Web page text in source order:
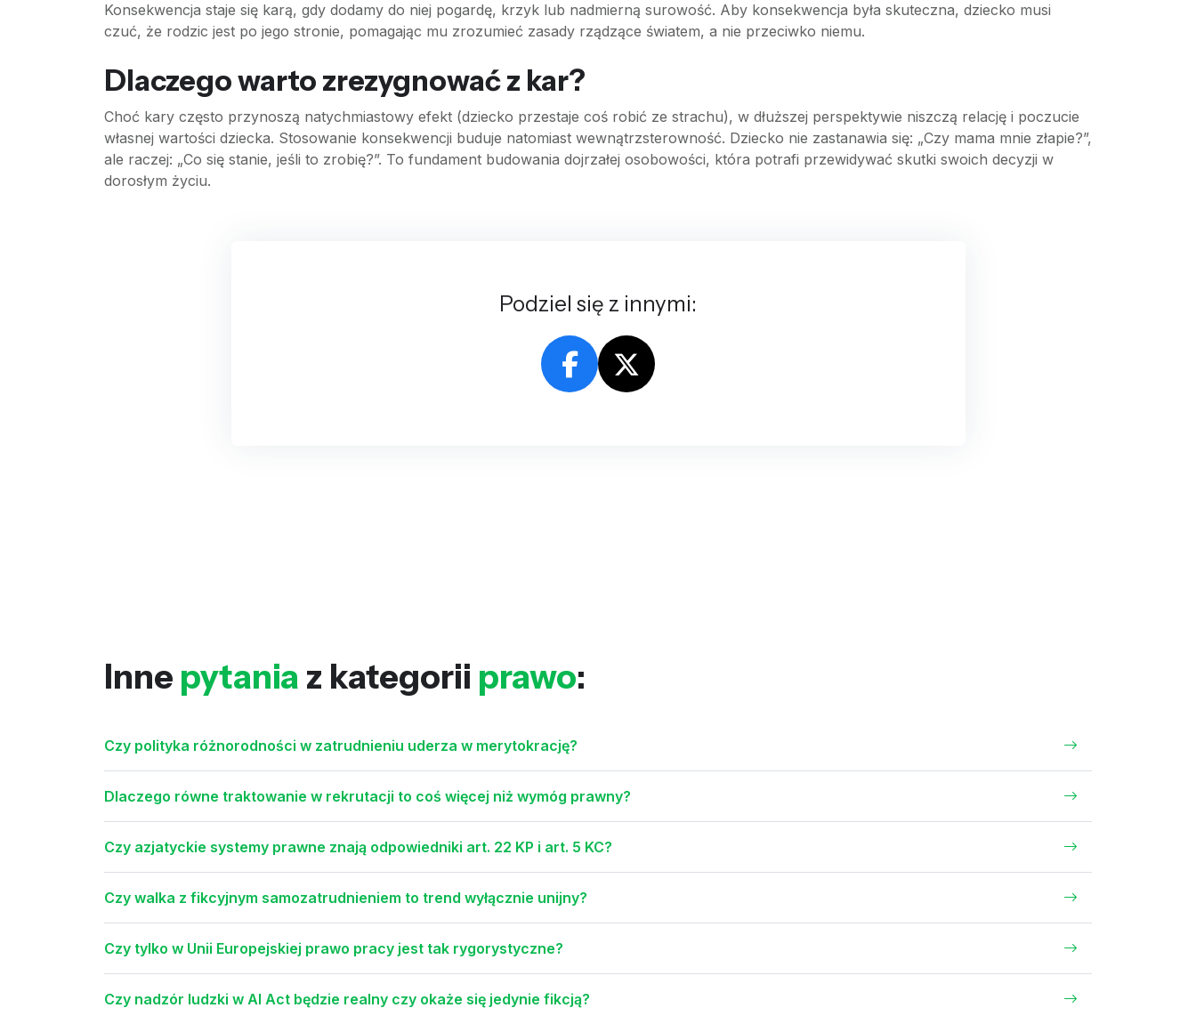
Konsekwencja staje się karą, gdy dodamy do niej pogardę, krzyk lub nadmierną surowość. Aby konsekwencja była skuteczna, dziecko musi
czuć, że rodzic jest po jego stronie, pomagając mu zrozumieć zasady rządzące światem, a nie przeciwko niemu.
Dlaczego warto zrezygnować z kar?
Choć kary często przynoszą natychmiastowy efekt (dziecko przestaje coś robić ze strachu), w dłuższej perspektywie niszczą relację i poczucie
własnej wartości dziecka. Stosowanie konsekwencji buduje natomiast wewnątrzsterowność. Dziecko nie zastanawia się: „Czy mama mnie złapie?”,
ale raczej: „Co się stanie, jeśli to zrobię?”. To fundament budowania dojrzałej osobowości, która potrafi przewidywać skutki swoich decyzji w
dorosłym życiu.
Podziel się z innymi:
Inne pytania z kategorii prawo:
Czy polityka różnorodności w zatrudnieniu uderza w merytokrację?
Dlaczego równe traktowanie w rekrutacji to coś więcej niż wymóg prawny?
Czy azjatyckie systemy prawne znają odpowiedniki art. 22 KP i art. 5 KC?
Czy walka z fikcyjnym samozatrudnieniem to trend wyłącznie unijny?
Czy tylko w Unii Europejskiej prawo pracy jest tak rygorystyczne?
Czy nadzór ludzki w AI Act będzie realny czy okaże się jedynie fikcją?